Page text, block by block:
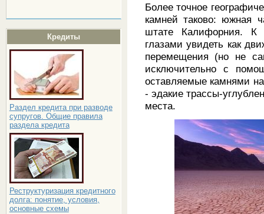
Кредиты
Раздел кредита при разводе
супругов. Общие правила
раздела кредита
Реструктуризация кредитного
долга: понятие, условия,
основные схемы
Более точное
камней таково: южная
штате Калифорния. К
глазами увидеть как
перемещения (но не
исключительно с
оставляемые камнями
- эдакие трассы-
места.